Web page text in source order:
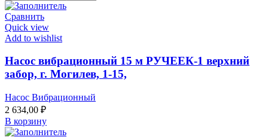
Сравнить
Quick view
Add to wishlist
Насос вибрационный 15 м РУЧЕЕК-1 верхний
забор, г. Могилев, 1-15,
Насос Вибрационный
2 634,00 ₽
В корзину